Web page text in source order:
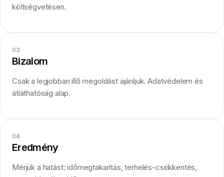
költségvetésen.
03
Bizalom
Csak a legjobban illő megoldást ajánljuk. Adatvédelem és
átláthatóság alap.
04
Eredmény
Mérjük a hatást: időmegtakarítás, terhelés-csökkentés,